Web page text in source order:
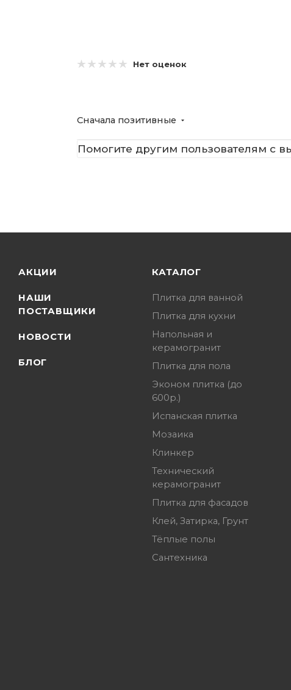
Нет оценок
Сначала позитивные
Помогите другим пользователям с
АКЦИИ
НАШИ
ПОСТАВЩИКИ
НОВОСТИ
БЛОГ
КАТАЛОГ
Плитка для ванной
Плитка для кухни
Напольная и
керамогранит
Плитка для пола
Эконом плитка (до
600р.)
Испанская плитка
Мозаика
Клинкер
Технический
керамогранит
Плитка для фасадов
Клей, Затирка, Грунт
Тёплые полы
Сантехника